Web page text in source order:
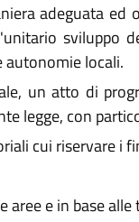
adeguata
locali.
un atto di
legge, con
cui riservare i
e in base